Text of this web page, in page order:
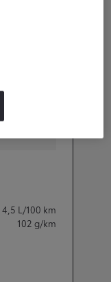
4,5 L/100 km
102 g/km